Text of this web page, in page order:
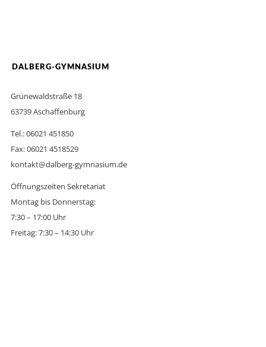
DALBERG-GYMNASIUM
Grünewaldstraße 18
63739 Aschaffenburg
Tel.: 06021 451850
Fax: 06021 4518529
kontakt@dalberg-gymnasium.de
Öffnungszeiten Sekretariat
Montag bis Donnerstag:
7:30 – 17:00 Uhr
Freitag: 7:30 – 14:30 Uhr